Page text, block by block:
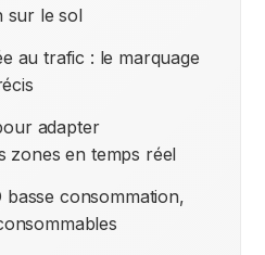
sur le sol
au trafic : le marquage
adapter
zones en temps réel
basse consommation,